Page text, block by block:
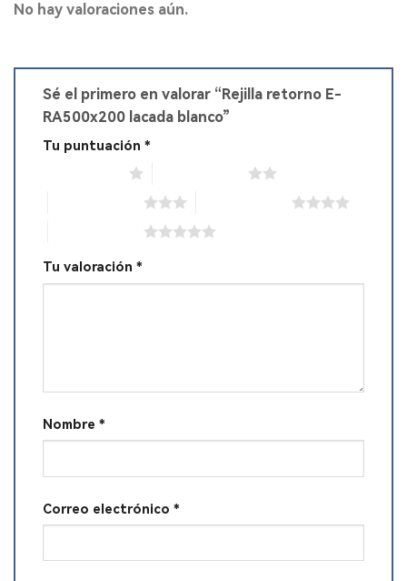
No hay valoraciones aún.
Sé el primero en valorar “Rejilla retorno E-
RA500x200 lacada blanco”
Tu puntuación *
Tu valoración *
Nombre *
Correo electrónico *